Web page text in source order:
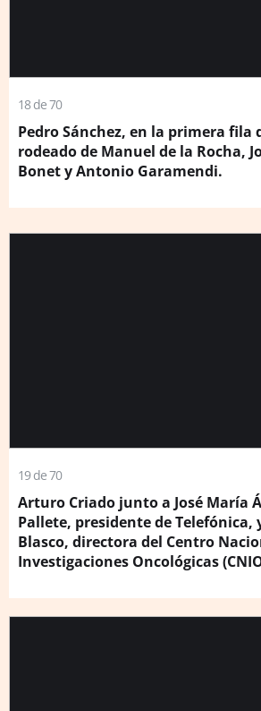
18 de 70
Pedro Sánchez, en la primera fila
rodeado de Manuel de la Rocha,
Bonet y Antonio Garamendi.
19 de 70
Arturo Criado junto a José María
Pallete, presidente de Telefónica,
Blasco, directora del Centro
Investigaciones Oncológicas